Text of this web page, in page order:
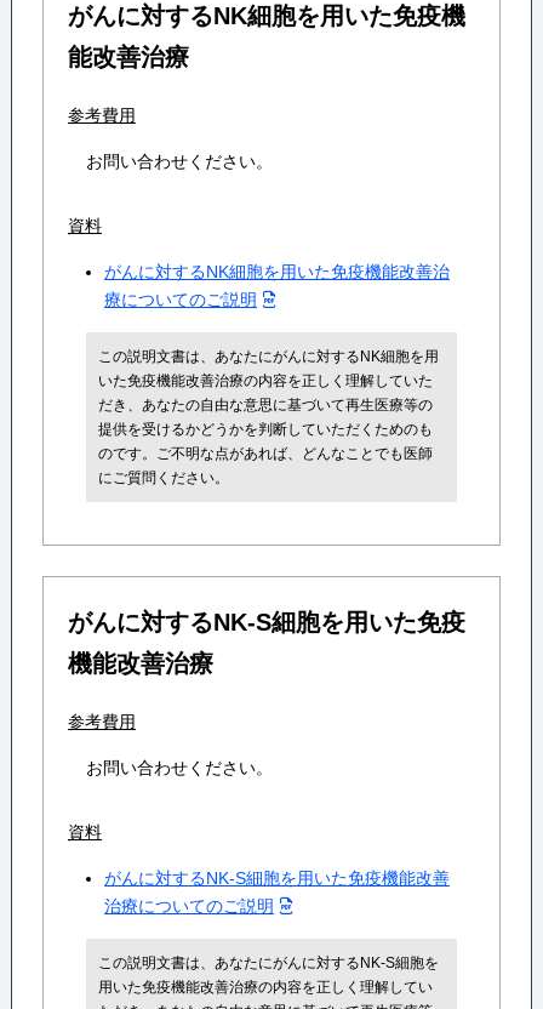
がんに対するNK細胞を用いた免疫機
能改善治療
参考費用
お問い合わせください。
資料
がんに対するNK細胞を用いた免疫機能改善治
療についてのご説明
この説明文書は、あなたにがんに対するNK細胞を用
いた免疫機能改善治療の内容を正しく理解していた
だき、あなたの自由な意思に基づいて再生医療等の
提供を受けるかどうかを判断していただくためのも
のです。ご不明な点があれば、どんなことでも医師
にご質問ください。
がんに対するNK-S細胞を用いた免疫
機能改善治療
参考費用
お問い合わせください。
資料
がんに対するNK-S細胞を用いた免疫機能改善
治療についてのご説明
この説明文書は、あなたにがんに対するNK-S細胞を
用いた免疫機能改善治療の内容を正しく理解してい